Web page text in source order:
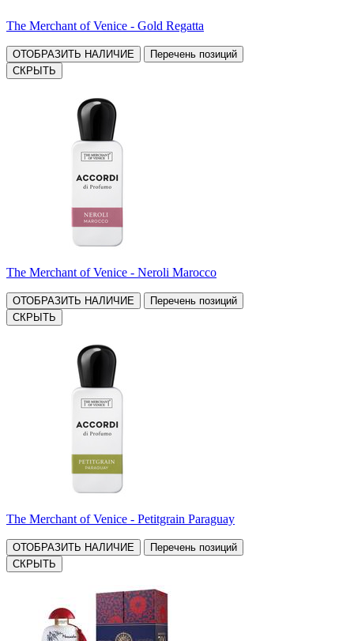
The Merchant of Venice - Gold Regatta
ОТОБРАЗИТЬ НАЛИЧИЕ
Перечень позиций
СКРЫТЬ
The Merchant of Venice - Neroli Marocco
ОТОБРАЗИТЬ НАЛИЧИЕ
Перечень позиций
СКРЫТЬ
The Merchant of Venice - Petitgrain Paraguay
ОТОБРАЗИТЬ НАЛИЧИЕ
Перечень позиций
СКРЫТЬ